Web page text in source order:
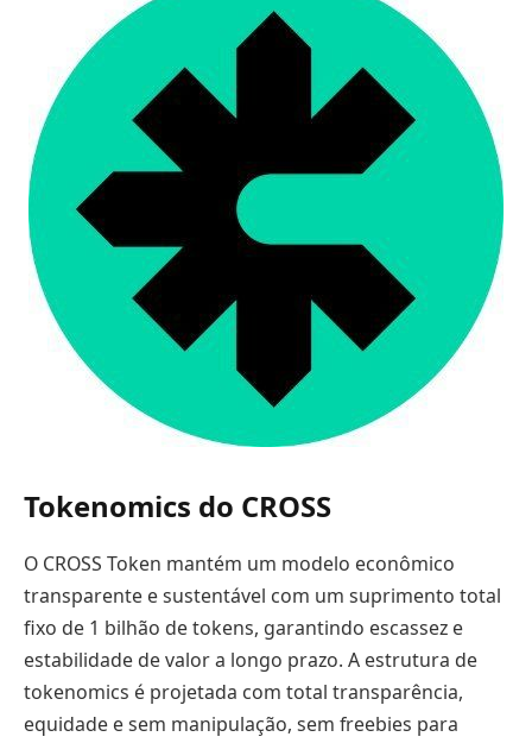
Tokenomics do CROSS
O CROSS Token mantém um modelo econômico
transparente e sustentável com um suprimento total
fixo de 1 bilhão de tokens, garantindo escassez e
estabilidade de valor a longo prazo. A estrutura de
tokenomics é projetada com total transparência,
equidade e sem manipulação, sem freebies para